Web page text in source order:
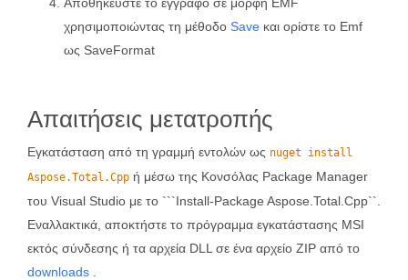
χρησιμοποιώντας τη μέθοδο Save και ορίστε το Emf
ως SaveFormat
Απαιτήσεις μετατροπής
Εγκατάσταση από τη γραμμή εντολών ως nuget install
Aspose.Total.Cpp ή μέσω της Κονσόλας Package Manager
του Visual Studio με το ```Install-Package Aspose.Total.Cpp``.
Εναλλακτικά, αποκτήστε το πρόγραμμα εγκατάστασης MSI
εκτός σύνδεσης ή τα αρχεία DLL σε ένα αρχείο ZIP από το
downloads